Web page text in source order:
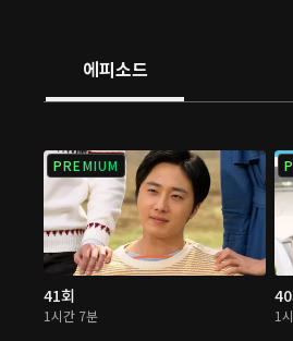
에피소드
PREMIUM
41회
1시간 7분 1